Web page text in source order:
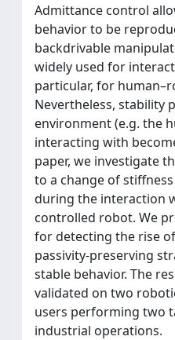
Admittance control
behavior to be
backdrivable
widely used for
particular, for
Nevertheless, stability
environment (e.g. the
interacting with
paper, we investigate
to a change of
during the interaction
controlled robot. We
for detecting the rise
passivity-preserving
stable behavior. The
validated on two
users performing two
industrial operations.